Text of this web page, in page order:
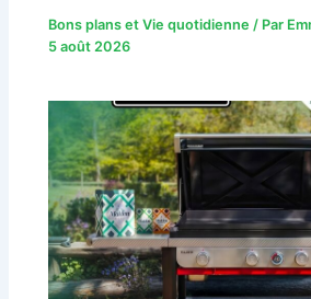
Bons plans et Vie quotidienne / Par
5 août 2026